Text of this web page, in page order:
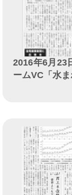
2016年6月23
ームVC「水